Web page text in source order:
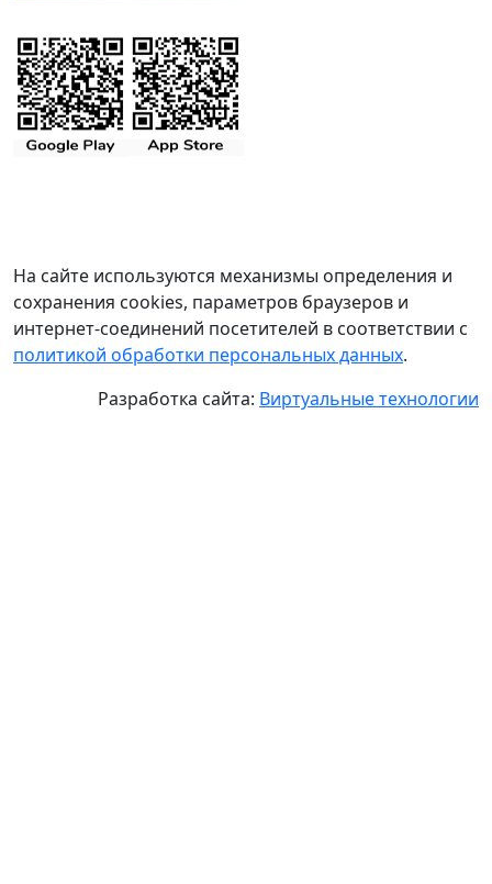
На сайте используются механизмы определения и
сохранения cookies, параметров браузеров и
интернет-соединений посетителей в соответствии с
политикой обработки персональных данных.
Разработка сайта: Виртуальные технологии